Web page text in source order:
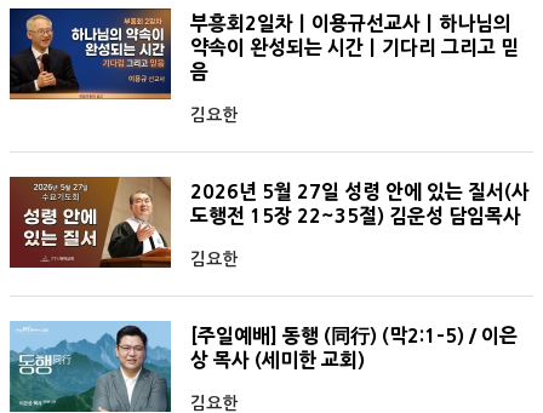
부흥회2일차ㅣ이용규선교사ㅣ하나님의
약속이 완성되는 시간ㅣ기다리 그리고 믿
음
김요한
2026년 5월 27일 성령 안에 있는 질서(사
도행전 15장 22~35절) 김운성 담임목사
김요한
[주일예배] 동행 (同行) (막2:1-5) / 이은
상 목사 (세미한 교회)
김요한